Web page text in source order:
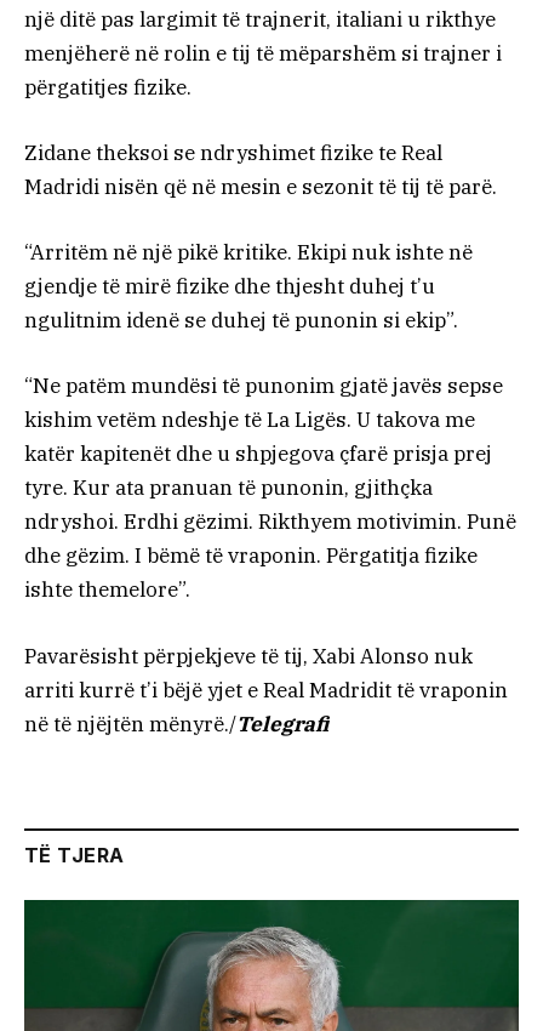
një ditë pas largimit të trajnerit, italiani u rikthye
menjëherë në rolin e tij të mëparshëm si trajner i
përgatitjes fizike.
Zidane theksoi se ndryshimet fizike te Real
Madridi nisën që në mesin e sezonit të tij të parë.
“Arritëm në një pikë kritike. Ekipi nuk ishte në
gjendje të mirë fizike dhe thjesht duhej t’u
ngulitnim idenë se duhej të punonin si ekip”.
“Ne patëm mundësi të punonim gjatë javës sepse
kishim vetëm ndeshje të La Ligës. U takova me
katër kapitenët dhe u shpjegova çfarë prisja prej
tyre. Kur ata pranuan të punonin, gjithçka
ndryshoi. Erdhi gëzimi. Rikthyem motivimin. Punë
dhe gëzim. I bëmë të vraponin. Përgatitja fizike
ishte themelore”.
Pavarësisht përpjekjeve të tij, Xabi Alonso nuk
arriti kurrë t’i bëjë yjet e Real Madridit të vraponin
në të njëjtën mënyrë./Telegrafi
TË TJERA